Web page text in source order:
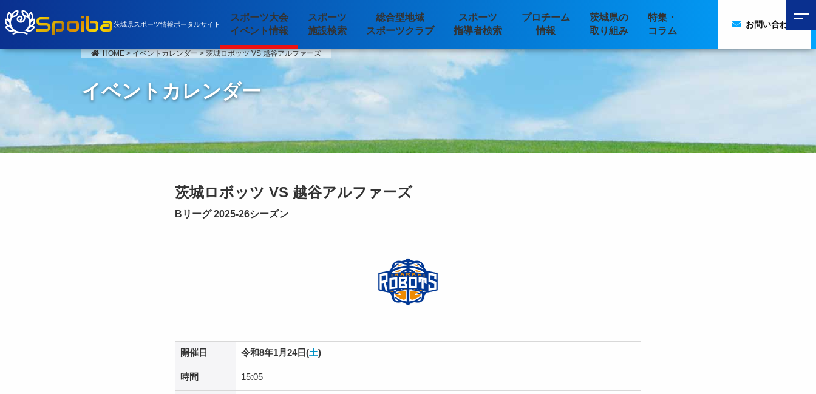
Spoiba茨城県スポーツ情報ポータルサイト
スポーツ大会
イベント情報
スポーツ
施設検索
総合型地域
スポーツクラブ
スポーツ
指導者検索
プロチーム
情報
茨城県の
取り組み
特集・
コラム
お問い合わせ
HOME>イベントカレンダー>茨城ロボッツ VS 越谷アルファーズ
イベントカレンダー
茨城ロボッツ VS 越谷アルファーズ
Bリーグ 2025-26シーズン
開催日 令和8年1月24日(土)
時間 15:05